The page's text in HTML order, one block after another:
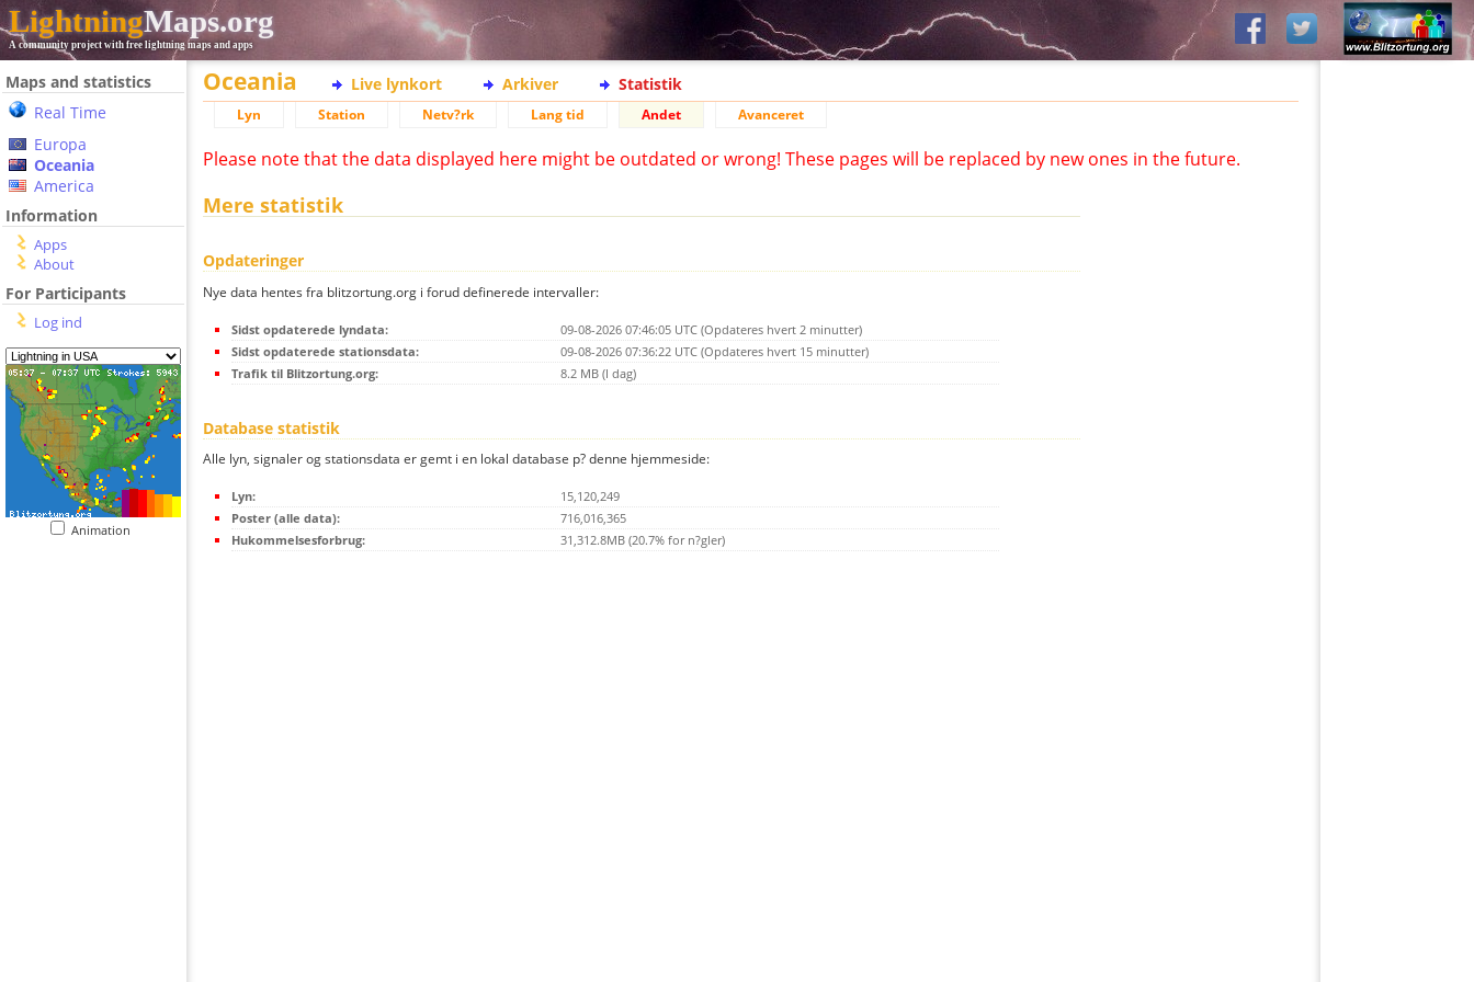
LightningMaps.org
A community project with free lightning maps and apps
Maps and statistics
Real Time
Europa
Oceania
America
Information
Apps
About
For Participants
Log ind
Animation
Oceania Live lynkort Arkiver Statistik
Lyn Station Netv?rk Lang tid Andet Avanceret
Please note that the data displayed here might be outdated or wrong! These pages will be replaced by new ones in the future.
Mere statistik
Opdateringer
Nye data hentes fra blitzortung.org i forud definerede intervaller:
Sidst opdaterede lyndata:
09-08-2026 07:46:05 UTC (Opdateres hvert 2 minutter)
Sidst opdaterede stationsdata:
09-08-2026 07:36:22 UTC (Opdateres hvert 15 minutter)
Trafik til Blitzortung.org:
8.2 MB (I dag)
Database statistik
Alle lyn, signaler og stationsdata er gemt i en lokal database p? denne hjemmeside:
Lyn:
15,120,249
Poster (alle data):
716,016,365
Hukommelsesforbrug:
31,312.8MB (20.7% for n?gler)